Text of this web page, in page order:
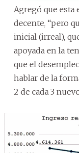
Agregó que esta
decente, “pero
inicial (irreal),
apoyada en la
que el
hablar de la
2 de cada 3